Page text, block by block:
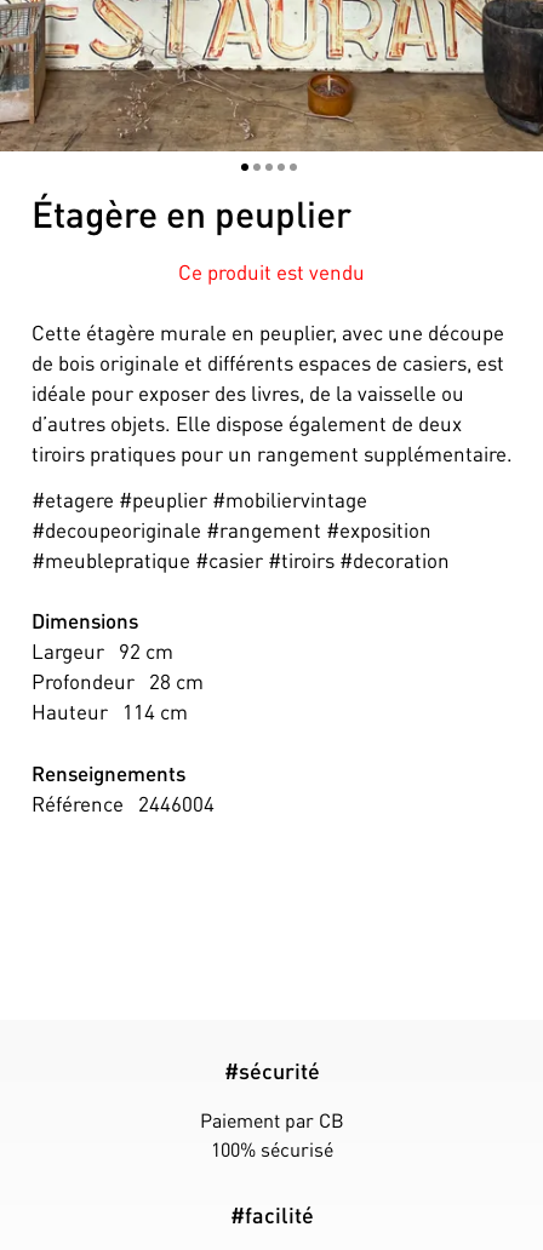
12345
Étagère en peuplier
Ce produit est vendu
Cette étagère murale en peuplier, avec une découpe
de bois originale et différents espaces de casiers, est
idéale pour exposer des livres, de la vaisselle ou
d’autres objets. Elle dispose également de deux
tiroirs pratiques pour un rangement supplémentaire.
#etagere #peuplier #mobiliervintage
#decoupeoriginale #rangement #exposition
#meublepratique #casier #tiroirs #decoration
Dimensions
Largeur
92 cm
Profondeur
28 cm
Hauteur
114 cm
Renseignements
Référence
2446004
#sécurité
Paiement par CB
100% sécurisé
#facilité